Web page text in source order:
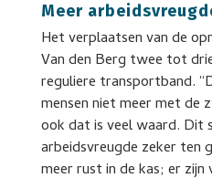
Meer
Het verplaatsen van de
Van den Berg twee tot
reguliere transportband.
mensen niet meer met de
ook dat is veel waard. Dit
arbeidsvreugde zeker ten
meer rust in de kas; er